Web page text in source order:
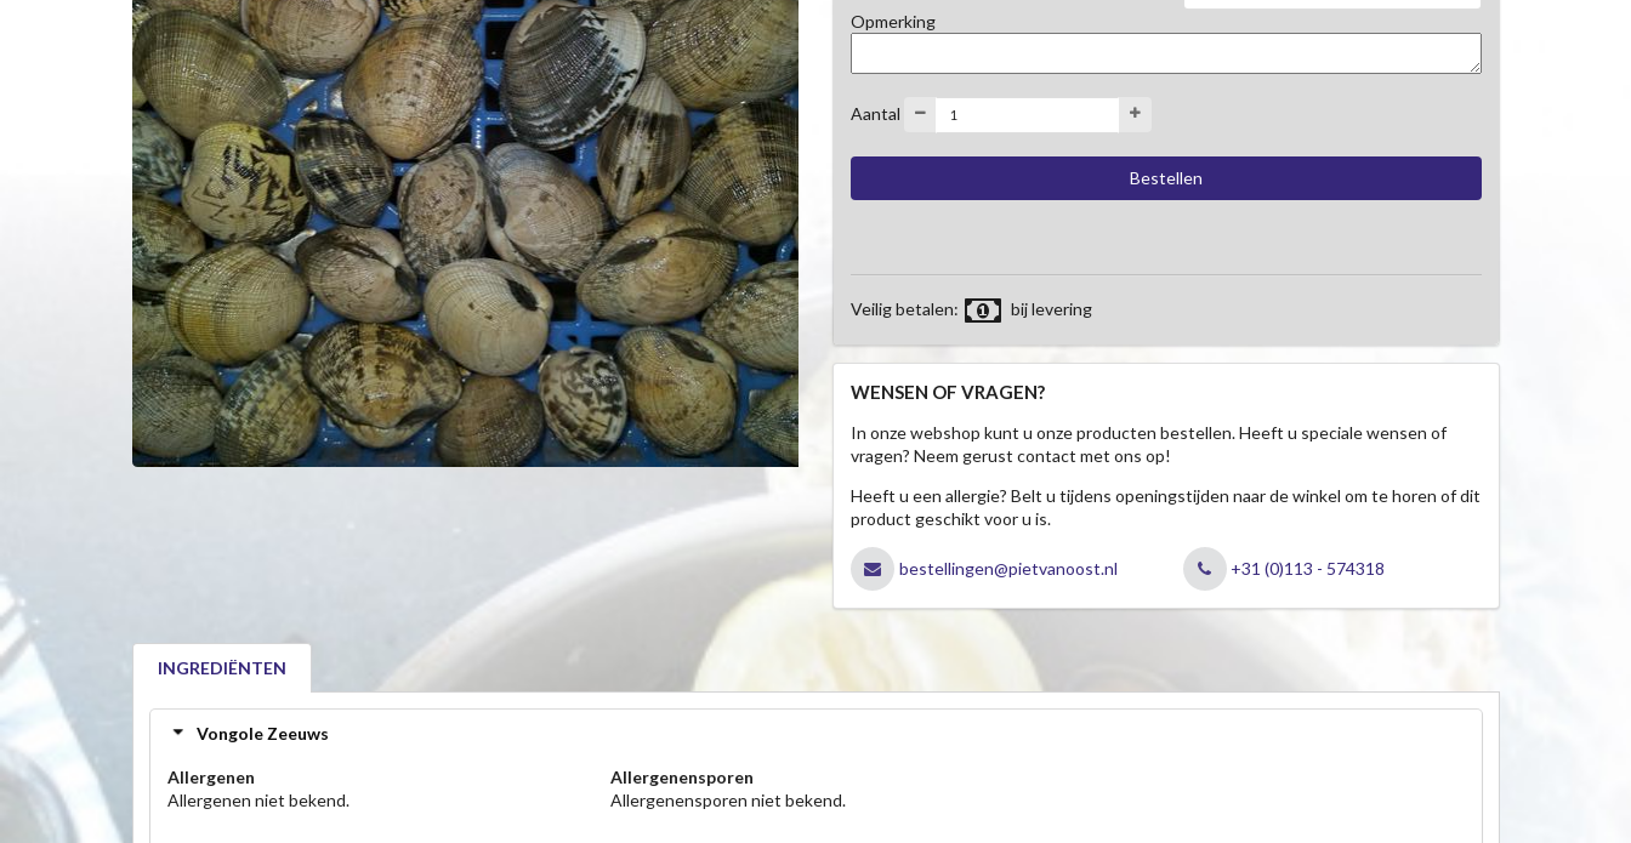
Opmerking
Aantal
Veilig betalen: bij levering
WENSEN OF VRAGEN?
In onze webshop kunt u onze producten bestellen. Heeft u speciale wensen of
vragen? Neem gerust contact met ons op!
Heeft u een allergie? Belt u tijdens openingstijden naar de winkel om te horen of dit
product geschikt voor u is.
bestellingen@pietvanoost.nl +31 (0)113 - 574318
INGREDIËNTEN
Vongole Zeeuws
Allergenen
Allergenen niet bekend.
Allergenensporen
Allergenensporen niet bekend.